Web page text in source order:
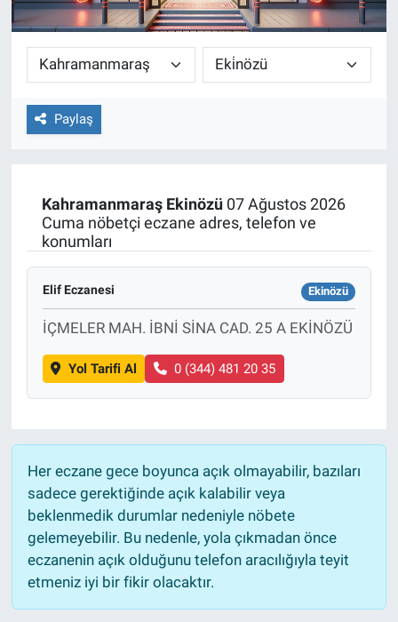
Paylaş
Kahramanmaraş Ekinözü07 Ağustos 2026
Cuma nöbetçi eczane adres, telefon ve
konumları
Elif Eczanesi Ekinözü
İÇMELER MAH. İBNİ SİNA CAD. 25 A EKİNÖZÜ
Yol Tarifi Al 0 (344) 481 20 35
Her eczane gece boyunca açık olmayabilir, bazıları
sadece gerektiğinde açık kalabilir veya
beklenmedik durumlar nedeniyle nöbete
gelemeyebilir. Bu nedenle, yola çıkmadan önce
eczanenin açık olduğunu telefon aracılığıyla teyit
etmeniz iyi bir fikir olacaktır.